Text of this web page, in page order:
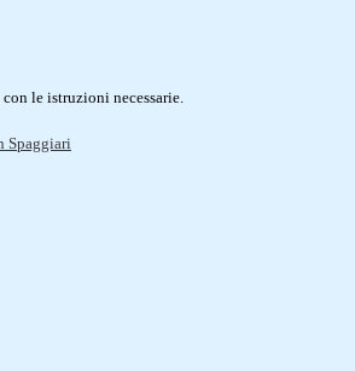
le istruzioni necessarie.
Spaggiari